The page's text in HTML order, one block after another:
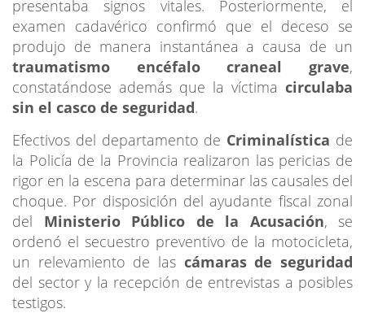
presentaba signos vitales. Posteriormente, el
examen cadavérico confirmó que el deceso se
produjo de manera instantánea a causa de un
traumatismo encéfalo craneal grave,
constatándose además que la víctima circulaba
sin el casco de seguridad.
Efectivos del departamento de Criminalística de
la Policía de la Provincia realizaron las pericias de
rigor en la escena para determinar las causales del
choque. Por disposición del ayudante fiscal zonal
del Ministerio Público de la Acusación, se
ordenó el secuestro preventivo de la motocicleta,
un relevamiento de las cámaras de seguridad
del sector y la recepción de entrevistas a posibles
testigos.